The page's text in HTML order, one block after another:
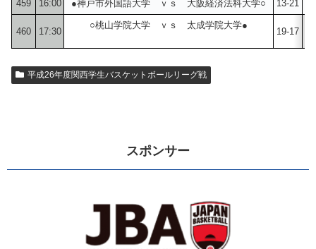
459 16:00 ●神戸市外国語大学 ｖｓ 大阪経済法科大学○ 13-21
460 17:30
○桃山学院大学 ｖｓ 太成学院大学●
19-17
平成26年度関西学生バスケットボールリーグ戦
スポンサー